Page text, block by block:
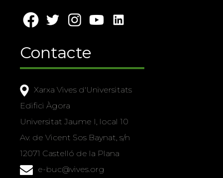
Contacte
Xarxa Vives d'Universitats
Edifici Àgora
Universitat Jaume I, local 10
Av. de Vicent Sos Baynat, s/n
12071 Castelló de la Plana
e-buc@vives.org